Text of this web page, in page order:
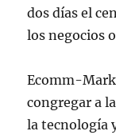
dos días el
los negocios
Ecomm-
congregar a
la tecnología